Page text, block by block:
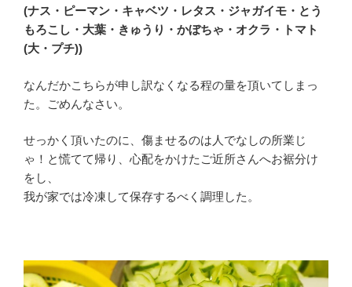
(ナス・ピーマン・キャベツ・レタス・ジャガイモ・とう
もろこし・大葉・きゅうり・かぼちゃ・オクラ・トマト
(大・プチ))
なんだかこちらが申し訳なくなる程の量を頂いてしまっ
た。ごめんなさい。
せっかく頂いたのに、傷ませるのは人でなしの所業じ
ゃ！と慌てて帰り、心配をかけたご近所さんへお裾分け
をし、
我が家では冷凍して保存するべく調理した。